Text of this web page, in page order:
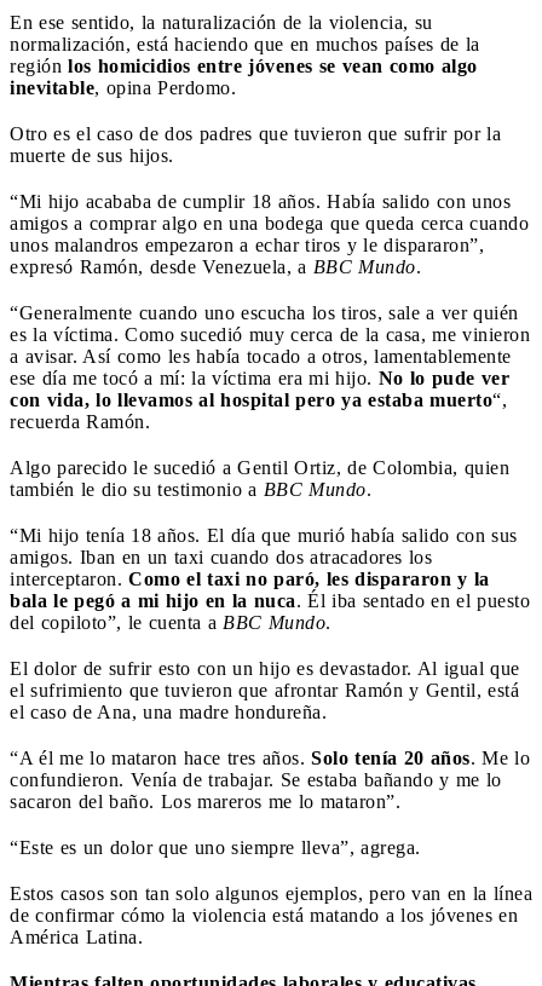
En ese sentido, la naturalización de la violencia, su
normalización, está haciendo que en muchos países de la
región los homicidios entre jóvenes se vean como algo
inevitable, opina Perdomo.
Otro es el caso de dos padres que tuvieron que sufrir por la
muerte de sus hijos.
“Mi hijo acababa de cumplir 18 años. Había salido con unos
amigos a comprar algo en una bodega que queda cerca cuando
unos malandros empezaron a echar tiros y le dispararon”,
expresó Ramón, desde Venezuela, a BBC Mundo.
“Generalmente cuando uno escucha los tiros, sale a ver quién
es la víctima. Como sucedió muy cerca de la casa, me vinieron
a avisar. Así como les había tocado a otros, lamentablemente
ese día me tocó a mí: la víctima era mi hijo. No lo pude ver
con vida, lo llevamos al hospital pero ya estaba muerto“,
recuerda Ramón.
Algo parecido le sucedió a Gentil Ortiz, de Colombia, quien
también le dio su testimonio a BBC Mundo.
“Mi hijo tenía 18 años. El día que murió había salido con sus
amigos. Iban en un taxi cuando dos atracadores los
interceptaron. Como el taxi no paró, les dispararon y la
bala le pegó a mi hijo en la nuca. Él iba sentado en el puesto
del copiloto”, le cuenta a BBC Mundo.
El dolor de sufrir esto con un hijo es devastador. Al igual que
el sufrimiento que tuvieron que afrontar Ramón y Gentil, está
el caso de Ana, una madre hondureña.
“A él me lo mataron hace tres años. Solo tenía 20 años. Me lo
confundieron. Venía de trabajar. Se estaba bañando y me lo
sacaron del baño. Los mareros me lo mataron”.
“Este es un dolor que uno siempre lleva”, agrega.
Estos casos son tan solo algunos ejemplos, pero van en la línea
de confirmar cómo la violencia está matando a los jóvenes en
América Latina.